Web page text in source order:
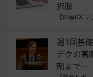
択肢
【医療DX
週1回基
デクの高
剤まで―